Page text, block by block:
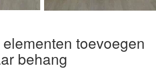
toevoegen
behang